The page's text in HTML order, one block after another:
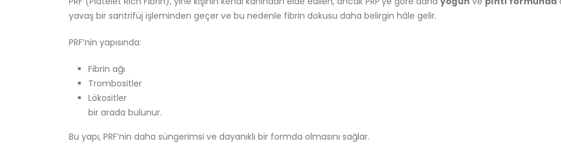
yavaş bir santrifüj işleminden geçer ve bu nedenle fibrin dokusu daha belirgin hâle gelir.
PRF’nin yapısında:
Fibrin ağı
Trombositler
Lökositler
bir arada bulunur.
Bu yapı, PRF’nin daha süngerimsi ve dayanıklı bir formda olmasını sağlar.